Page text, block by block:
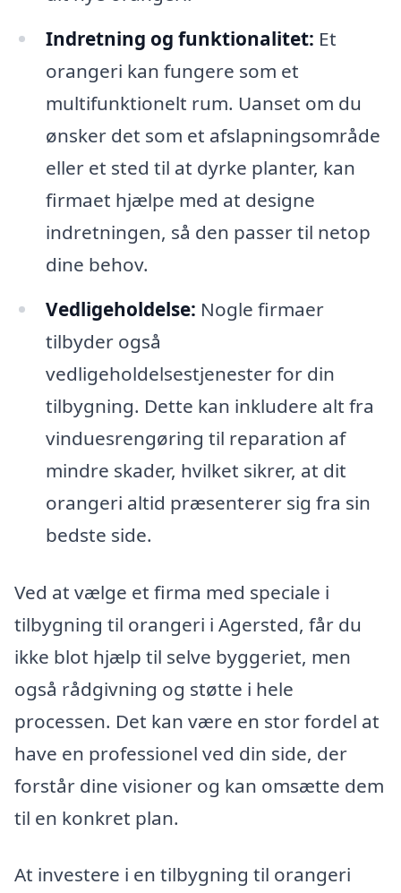
Indretning og funktionalitet: Et
orangeri kan fungere som et
multifunktionelt rum. Uanset om du
ønsker det som et afslapningsområde
eller et sted til at dyrke planter, kan
firmaet hjælpe med at designe
indretningen, så den passer til netop
dine behov.
Vedligeholdelse: Nogle firmaer
tilbyder også
vedligeholdelsestjenester for din
tilbygning. Dette kan inkludere alt fra
vinduesrengøring til reparation af
mindre skader, hvilket sikrer, at dit
orangeri altid præsenterer sig fra sin
bedste side.
Ved at vælge et firma med speciale i
tilbygning til orangeri i Agersted, får du
ikke blot hjælp til selve byggeriet, men
også rådgivning og støtte i hele
processen. Det kan være en stor fordel at
have en professionel ved din side, der
forstår dine visioner og kan omsætte dem
til en konkret plan.
At investere i en tilbygning til orangeri